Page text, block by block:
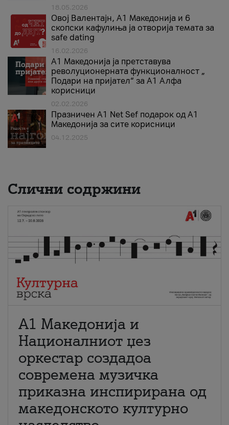
18.05.2026
Овој Валентајн, A1 Македонија и 6
скопски кафулиња ја отворија темата за
safe dating
16.02.2026
А1 Македонија ја претставува
револуционерната функционалност „
Подари на пријател“ за А1 Алфа
корисници
02.02.2026
Празничен A1 Net Sеf подарок од А1
Македонија за сите корисници
04.12.2025
Слични содржини
А1 Македонија и
Националниот џез
оркестар создадоа
современа музичка
приказна инспирирана од
македонското културно